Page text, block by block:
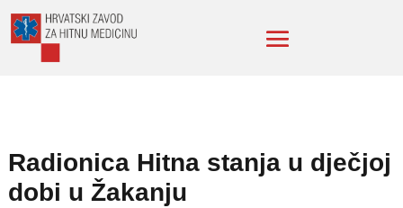
Radionica Hitna stanja u dječjoj
dobi u Žakanju